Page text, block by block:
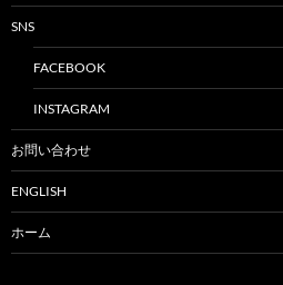
SNS
FACEBOOK
INSTAGRAM
お問い合わせ
ENGLISH
ホーム